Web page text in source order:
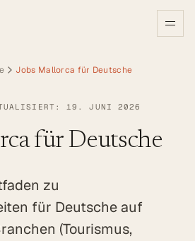
Jobs Mallorca für Deutsche
19. JUNI 2026
für Deutsche
zu
für Deutsche auf
(Tourismus,